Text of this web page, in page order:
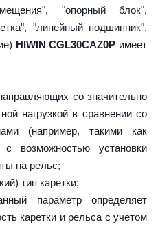
"опорный блок",
"линейный подшипник",
HIWIN CGL30CAZ0P имеет
со значительно
нагрузкой в сравнении со
(например, такими как
возможностью установки
на рельс;
тип каретки;
параметр определяет
каретки и рельса с учетом